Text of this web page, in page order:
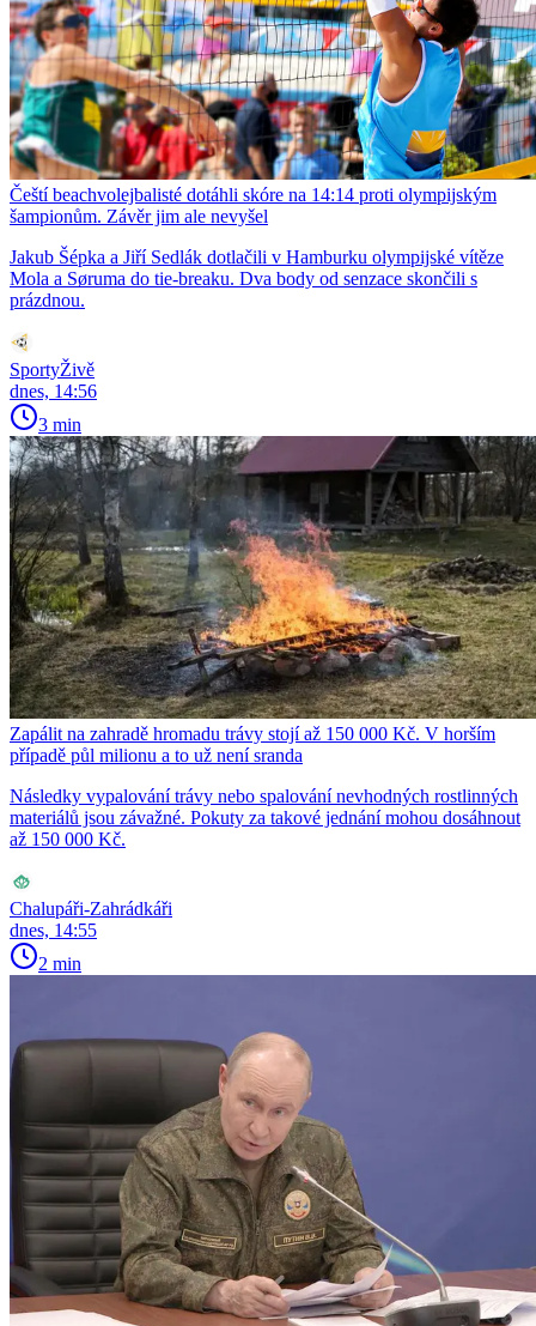
Čeští beachvolejbalisté dotáhli skóre na 14:14 proti olympijským
šampionům. Závěr jim ale nevyšel
Jakub Šépka a Jiří Sedlák dotlačili v Hamburku olympijské vítěze
Mola a Søruma do tie-breaku. Dva body od senzace skončili s
prázdnou.
SportyŽivě
dnes, 14:56
3 min
Zapálit na zahradě hromadu trávy stojí až 150 000 Kč. V horším
případě půl milionu a to už není sranda
Následky vypalování trávy nebo spalování nevhodných rostlinných
materiálů jsou závažné. Pokuty za takové jednání mohou dosáhnout
až 150 000 Kč.
Chalupáři-Zahrádkáři
dnes, 14:55
2 min